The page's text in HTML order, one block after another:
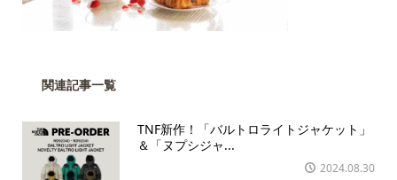
関連記事一覧
TNF新作！「バルトロライトジャケット」
＆「ヌプシジャ...
2024.08.30